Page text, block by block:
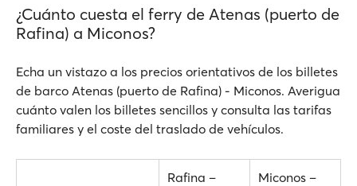
¿Cuánto cuesta el ferry de Atenas (puerto de
Rafina) a Miconos?
Echa un vistazo a los precios orientativos de los billetes
de barco Atenas (puerto de Rafina) - Miconos. Averigua
cuánto valen los billetes sencillos y consulta las tarifas
familiares y el coste del traslado de vehículos.
Rafina –
Miconos –